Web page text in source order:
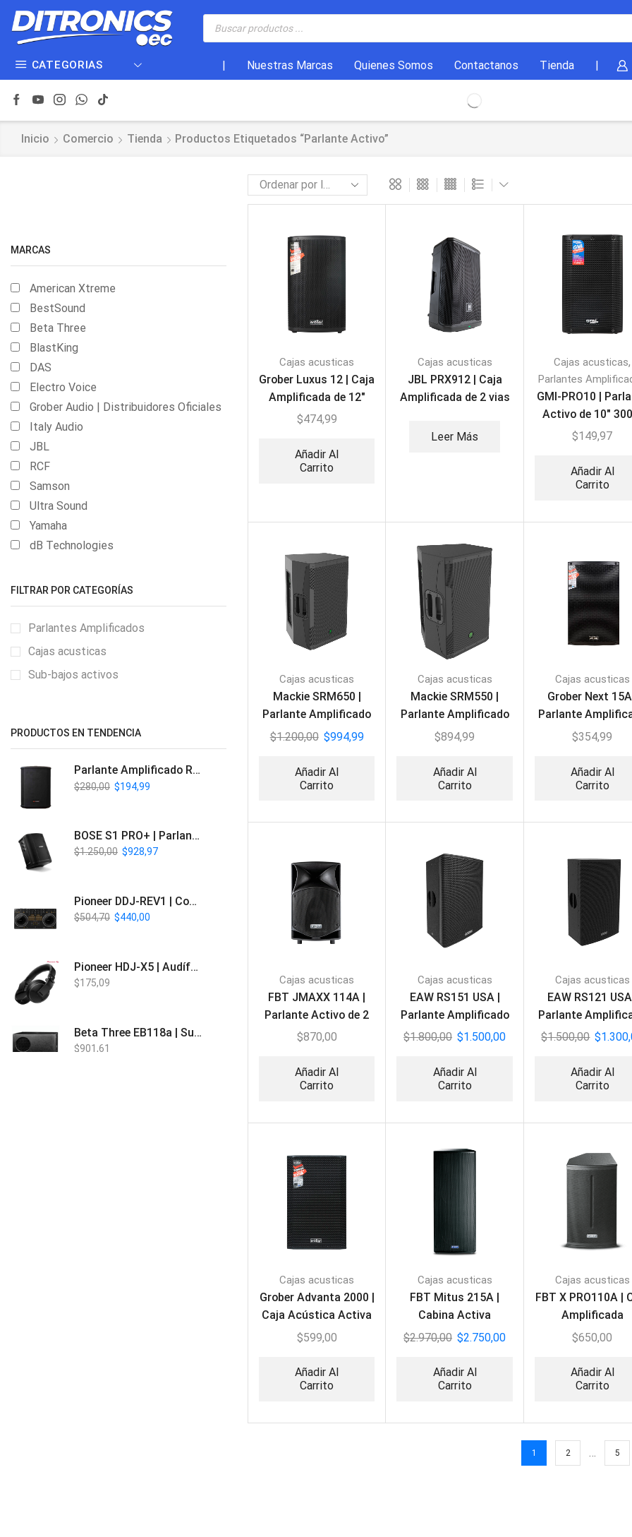
CATEGORIAS Nuestras Marcas Quienes Somos Contactanos Tienda
Inicio Comercio Tienda Productos Etiquetados “parlante Activo”
Cajas acusticas
Grober Luxus 12 | Caja
Amplificada de 12″
DSP 1800W
$474,99
Añadir Al
Carrito
Cajas acusticas
JBL PRX912 | Caja
Amplificada de 2 vias
Leer Más
Cajas acusticas,
Parlantes
GMI-PRO10 |
Activo de 10″
$149,97
Añadir Al
Carrito
Cajas acusticas
Mackie SRM650 |
Parlante Amplificado
Profesional 15″
$1.200,00 $994,99
Añadir Al
Carrito
Cajas acusticas
Mackie SRM550 |
Parlante Amplificado
Profesional 12″
$894,99
Añadir Al
Carrito
Cajas acusticas
Grober Next
Parlante
1800W
$354,99
Añadir Al
Carrito
Cajas acusticas
FBT JMAXX 114A |
Parlante Activo de 2
vías
$870,00
Añadir Al
Carrito
Cajas acusticas
EAW RS151 USA |
Parlante Amplificado
de 2 vías
$1.800,00 $1.500,00
Añadir Al
Carrito
Cajas acusticas
EAW RS121
Parlante
de 2 vias
$1.500,00 $
Añadir Al
Carrito
Cajas acusticas
Grober Advanta 2000 |
Caja Acústica Activa
2000W
$599,00
Añadir Al
Carrito
Cajas acusticas
FBT Mitus 215A |
Cabina Activa
Profesional
$2.970,00 $2.750,00
Añadir Al
Carrito
Cajas acusticas
FBT X PRO110A |
Amplificada
Profesional
$650,00
Añadir Al
Carrito
1 2 … 5
MARCAS
American Xtreme
BestSound
Beta Three
BlastKing
DAS
Electro Voice
Grober Audio | Distribuidores Oficiales
Italy Audio
JBL
RCF
Samson
Ultra Sound
Yamaha
dB Technologies
FILTRAR POR CATEGORÍAS
Parlantes Amplificados
Cajas acusticas
Sub-bajos activos
PRODUCTOS EN TENDENCIA
Parlante Amplificado Recargable BT | Italy Audio ITL-PRO11
$280,00 $194,99
BOSE S1 PRO+ | Parlante Profesional PA Inalámbrico
$1.250,00 $928,97
Pioneer DDJ-REV1 | Controlador DJ de 2 canales estilo Scratch
$504,70 $440,00
Pioneer HDJ-X5 | Audífonos para DJ
$175,09
Beta Three EB118a | Sub Bajo Activo
$901,61